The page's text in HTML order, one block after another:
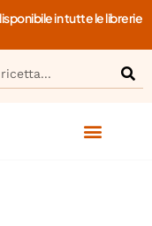
in tutte le librerie